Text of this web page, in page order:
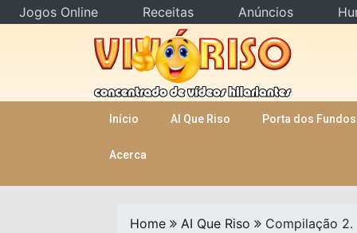
Início AI Que Riso Porta dos Fundos
Acerca
Home AI Que Riso Compilação
Jogos Online Receitas Anúncios